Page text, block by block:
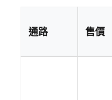
通路 售價